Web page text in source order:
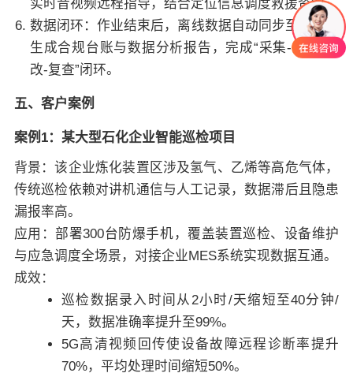
实时音视频远程指导，结合定位信息调度救援资源。
数据闭环：作业结束后，离线数据自动同步至平台，
生成合规台账与数据分析报告，完成“采集-上报-整
改-复查”闭环。
五、客户案例
案例1：某大型石化企业智能巡检项目
背景：该企业炼化装置区涉及氢气、乙烯等高危气体，
传统巡检依赖对讲机通信与人工记录，数据滞后且隐患
漏报率高。
应用：部署300台防爆手机，覆盖装置巡检、设备维护
与应急调度全场景，对接企业MES系统实现数据互通。
成效：
巡检数据录入时间从2小时/天缩短至40分钟/
天，数据准确率提升至99%。
5G高清视频回传使设备故障远程诊断率提升
70%，平均处理时间缩短50%。